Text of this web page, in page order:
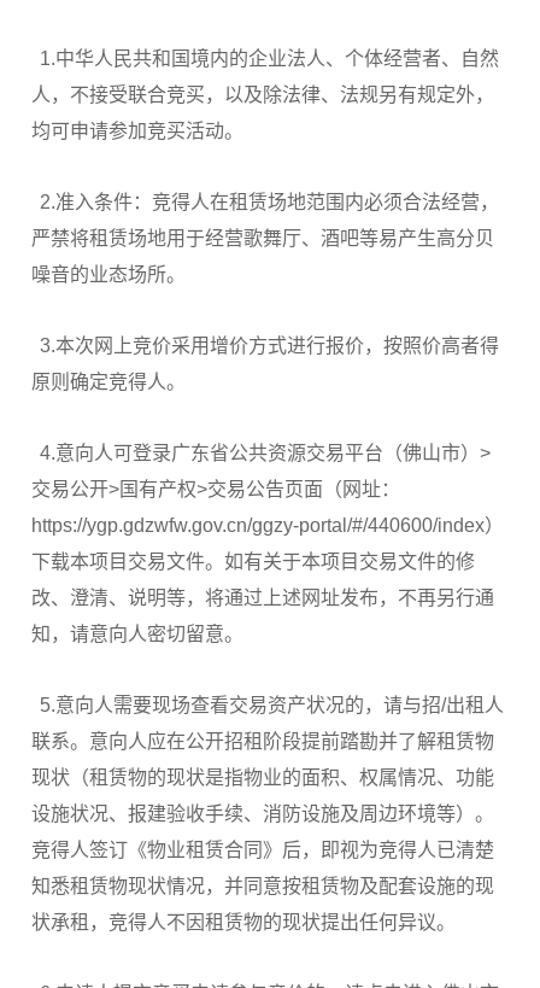
1.中华人民共和国境内的企业法人、个体经营者、自然
人，不接受联合竞买，以及除法律、法规另有规定外，
均可申请参加竞买活动。
2.准入条件：竞得人在租赁场地范围内必须合法经营，
严禁将租赁场地用于经营歌舞厅、酒吧等易产生高分贝
噪音的业态场所。
3.本次网上竞价采用增价方式进行报价，按照价高者得
原则确定竞得人。
4.意向人可登录广东省公共资源交易平台（佛山市）>
交易公开>国有产权>交易公告页面（网址：
https://ygp.gdzwfw.gov.cn/ggzy-portal/#/440600/index）
下载本项目交易文件。如有关于本项目交易文件的修
改、澄清、说明等，将通过上述网址发布，不再另行通
知，请意向人密切留意。
5.意向人需要现场查看交易资产状况的，请与招/出租人
联系。意向人应在公开招租阶段提前踏勘并了解租赁物
现状（租赁物的现状是指物业的面积、权属情况、功能
设施状况、报建验收手续、消防设施及周边环境等）。
竞得人签订《物业租赁合同》后，即视为竞得人已清楚
知悉租赁物现状情况，并同意按租赁物及配套设施的现
状承租，竞得人不因租赁物的现状提出任何异议。